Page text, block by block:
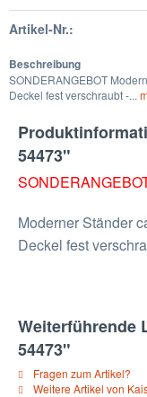
Artikel-Nr.:
Beschreibung
SONDERANGEBOT
Deckel fest verschraubt -...
54473"
Moderner Ständer
Deckel fest
Weiterführende
54473"
Fragen zum Artikel?
Weitere Artikel von